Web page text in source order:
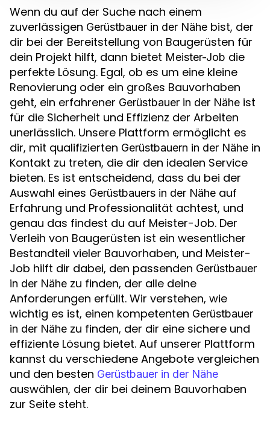
Wenn du auf der Suche nach einem
zuverlässigen Gerüstbauer in der Nähe bist, der
dir bei der Bereitstellung von Baugerüsten für
dein Projekt hilft, dann bietet Meister-Job die
perfekte Lösung. Egal, ob es um eine kleine
Renovierung oder ein großes Bauvorhaben
geht, ein erfahrener Gerüstbauer in der Nähe ist
für die Sicherheit und Effizienz der Arbeiten
unerlässlich. Unsere Plattform ermöglicht es
dir, mit qualifizierten Gerüstbauern in der Nähe in
Kontakt zu treten, die dir den idealen Service
bieten. Es ist entscheidend, dass du bei der
Auswahl eines Gerüstbauers in der Nähe auf
Erfahrung und Professionalität achtest, und
genau das findest du auf Meister-Job. Der
Verleih von Baugerüsten ist ein wesentlicher
Bestandteil vieler Bauvorhaben, und Meister-
Job hilft dir dabei, den passenden Gerüstbauer
in der Nähe zu finden, der alle deine
Anforderungen erfüllt. Wir verstehen, wie
wichtig es ist, einen kompetenten Gerüstbauer
in der Nähe zu finden, der dir eine sichere und
effiziente Lösung bietet. Auf unserer Plattform
kannst du verschiedene Angebote vergleichen
und den besten Gerüstbauer in der Nähe
auswählen, der dir bei deinem Bauvorhaben
zur Seite steht.